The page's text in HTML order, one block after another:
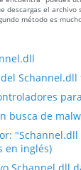
descargas el
método es
busca de
en inglés)